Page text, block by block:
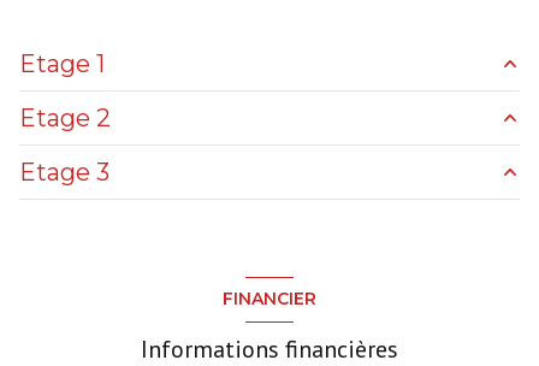
Etage 1
Entrée
Buanderie
3 m²
Etage 2
Séjour + Cuisine US
Etage 3
FINANCIER
Informations financières